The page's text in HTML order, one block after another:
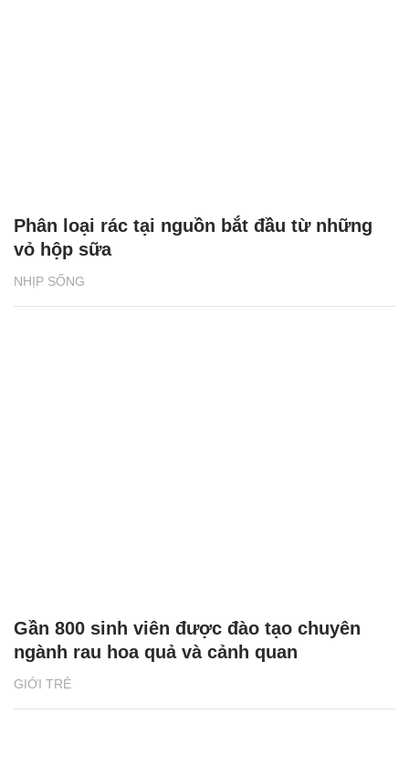
NHỊP SỐNG
Phân loại rác tại nguồn bắt đầu từ những
vỏ hộp sữa
GIỚI TRẺ
Gần 800 sinh viên được đào tạo chuyên
ngành rau hoa quả và cảnh quan